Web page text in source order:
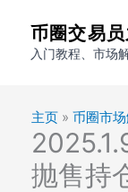
币圈交易
入门教程、市场
主页 » 币圈市
抛售持